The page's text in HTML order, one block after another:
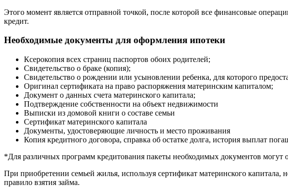
Этого момент является отправной точкой, после которой все финансовые
кредит.
Необходимые документы для оформления ипотеки
Ксерокопия всех страниц паспортов обоих родителей;
Свидетельство о браке (копия);
Свидетельство о рождении или усыновлении ребенка, для которого
Оригинал сертификата на право распоряжения материнским капиталом;
Документ о данных счета материнского капитала;
Подтверждение собственности на объект недвижимости
Выписки из домовой книги о составе семьи
Сертификат материнского капитала
Документы, удостоверяющие личность и место проживания
Копия кредитного договора, справка об остатке долга, история выплат
*Для различных программ кредитования пакеты необходимых документов могут
При приобретении семьей жилья, используя сертификат материнского
правило взятия займа.